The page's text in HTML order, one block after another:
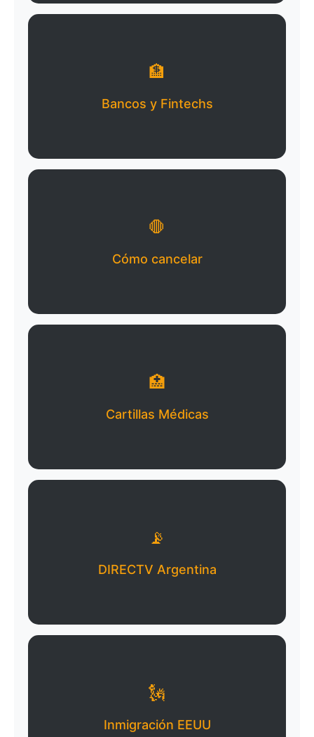
🏦
Bancos y Fintechs
🛑
Cómo cancelar
🏥
Cartillas Médicas
📡
DIRECTV Argentina
🗽
Inmigración EEUU